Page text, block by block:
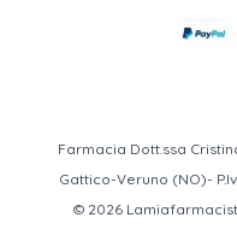
Farmacia Dott.ssa
Gattico-Veruno (NO)-
© 2026